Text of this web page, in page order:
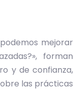
mejorar
forman
y de confianza,
las prácticas